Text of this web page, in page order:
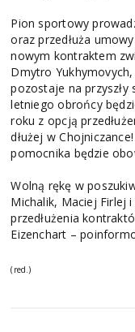
Pion sportowy
oraz przedłuża
nowym kontraktem
Dmytro
pozostaje na
letniego obrońcy
roku z opcją
dłużej w
pomocnika będzie
Wolną rękę w
Michalik, Maciej Firlej
przedłużenia
Eizenchart –
(red.)